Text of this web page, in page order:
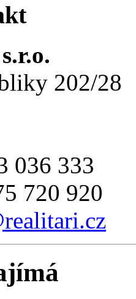
202/28
036 333
720 920